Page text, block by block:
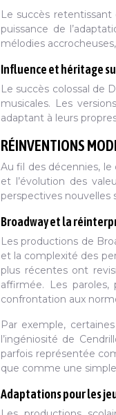
Le succès
puissance de
mélodies
Influence et héritage
Le succès colossal de
musicales. Les
adaptant à leurs
RÉINVENTIONS
Au fil des décennies,
et l’évolution des
perspectives nouvelles
Broadway et la
Les productions de
et la complexité des
plus récentes ont
affirmée. Les
confrontation aux
Par exemple,
l’ingéniosité de
parfois représentée
que comme une
Adaptations pour les